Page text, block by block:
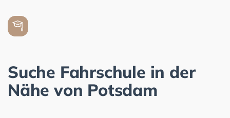
Suche Fahrschule in der
Nähe von Potsdam